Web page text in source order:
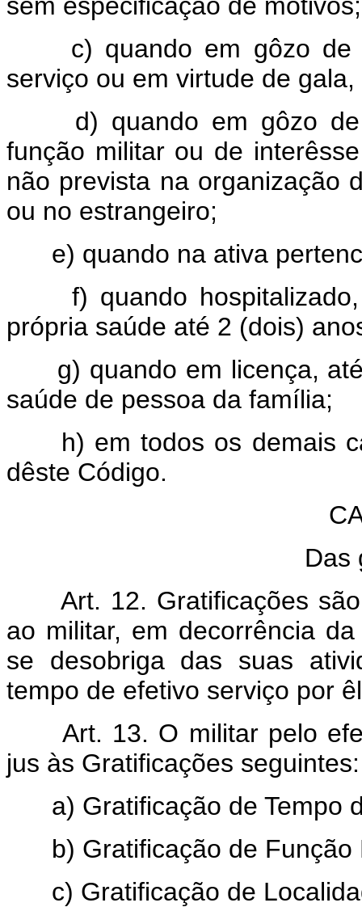
c) quando em gôzo de
serviço ou em virtude de
d) quando em gôzo de
função militar ou de
não prevista na organização
ou no estrangeiro;
e) quando na ativa
f) quando hospitalizado,
própria saúde até 2 (dois)
g) quando em licença,
saúde de pessoa da família;
h) em todos os demais
dêste Código.
Das
Art. 12. Gratificações são
ao militar, em decorrência
se desobriga das suas
tempo de efetivo serviço por
Art. 13. O militar pelo
jus às Gratificações seguintes:
a) Gratificação de Tempo
b) Gratificação de Função
c) Gratificação de